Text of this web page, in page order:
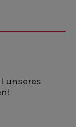
unseres